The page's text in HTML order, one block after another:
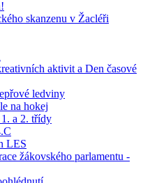
skanzenu v Žacléři
aktivit a Den časové
ledviny
na hokej
a 2. třídy
LES
žákovského parlamentu -